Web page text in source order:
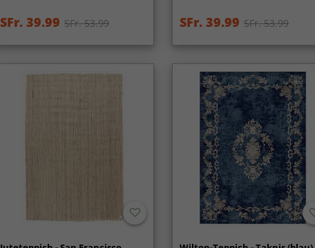
SFr. 39.99 SFr. 53.99 SFr. 39.99 SFr. 53.99